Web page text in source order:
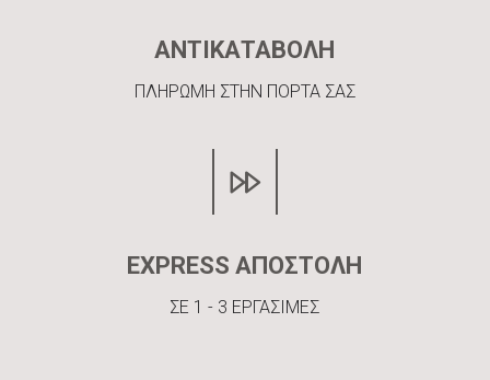
ΑΝΤΙΚΑΤΑΒΟΛΗ
ΠΛΗΡΩΜΗ ΣΤΗΝ ΠΟΡΤΑ ΣΑΣ
EXPRESS ΑΠΟΣΤΟΛΗ
ΣΕ 1 - 3 ΕΡΓΑΣΙΜΕΣ